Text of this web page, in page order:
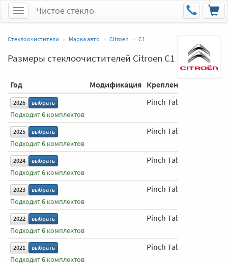
МенюЧистое стекло
Стеклоочистители Марка авто Citroen C1
Размеры стеклоочистителей Citroen C1
Год Модификация Крепление
2026 выбрать
Подходит6 комплектов
Pinch Tab
2025 выбрать
Подходит6 комплектов
Pinch Tab
2024 выбрать
Подходит6 комплектов
Pinch Tab
2023 выбрать
Подходит6 комплектов
Pinch Tab
2022 выбрать
Подходит6 комплектов
Pinch Tab
2021 выбрать
Подходит6 комплектов
Pinch Tab